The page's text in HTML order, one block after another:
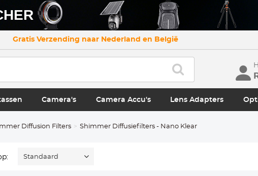
Gratis Verzending naar Nederland en België
Camera's Camera Accu's Lens Adapters
Diffusion Filters Shimmer Diffusiefilters - Nano Klear
Standaard